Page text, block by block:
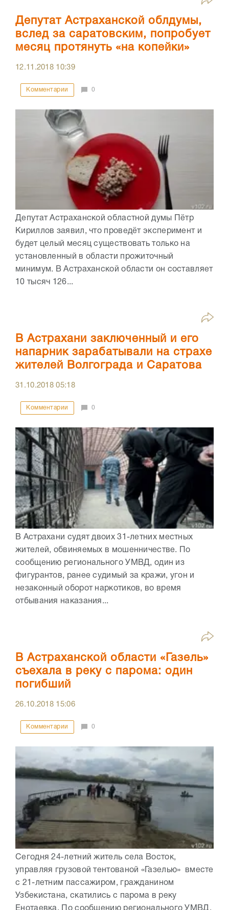
Депутат Астраханской облдумы,
вслед за саратовским, попробует
месяц протянуть «на копейки»
12.11.2018 10:39
Комментарии 0
Депутат Астраханской областной думы Пётр
Кириллов заявил, что проведёт эксперимент и
будет целый месяц существовать только на
установленный в области прожиточный
минимум. В Астраханской области он составляет
10 тысяч 126...
В Астрахани заключенный и его
напарник зарабатывали на страхе
жителей Волгограда и Саратова
31.10.201805:18
Комментарии 0
В Астрахани судят двоих 31-летних местных
жителей, обвиняемых в мошенничестве. По
сообщению регионального УМВД, один из
фигурантов, ранее судимый за кражи, угон и
незаконный оборот наркотиков, во время
отбывания наказания...
В Астраханской области «Газель»
съехала в реку с парома: один
погибший
26.10.2018 15:06
Комментарии 0
Сегодня 24-летний житель села Восток,
управляя грузовой тентованой «Газелью» вместе
с 21-летним пассажиром, гражданином
Узбекистана, скатились с парома в реку
Енотаевка. По сообщению регионального УМВД,